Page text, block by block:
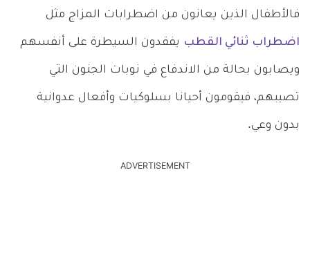
فالأطفال الذين يعانون من اضطرابات المزاج مثل
اضطراب ثنائي القطب يفقدون السيطرة على أنفسهم
ويصابون بحالة من الاندفاع في نوبات الجنون التي
تصيبهم، فيقومون أحيانا بسلوكيات وأفعال عدوانية
بدون وعي.
ADVERTISEMENT